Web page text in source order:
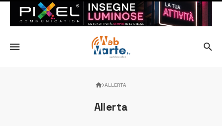
ALLERTA
Allerta